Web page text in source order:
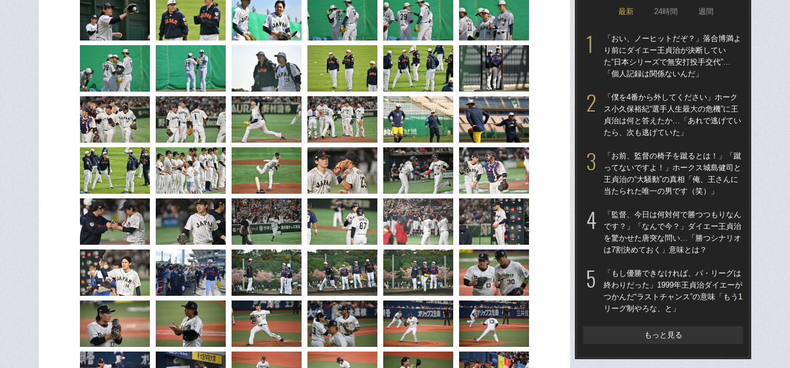
最新 24時間 週間
「おい、ノーヒットだぞ？」落合博満よ
り前にダイエー王貞治が決断してい
た“日本シリーズで無安打投手交代”…
「個人記録は関係ないんだ」
「僕を4番から外してください」ホーク
ス小久保裕紀“選手人生最大の危機”に王
貞治は何と答えたか…「あれで逃げてい
たら、次も逃げていた」
「お前、監督の椅子を蹴るとは！」「蹴
ってないですよ！」ホークス城島健司と
王貞治の“大騒動”の真相「俺、王さんに
当たられた唯一の男です（笑）」
「監督、今日は何対何で勝つつもりなん
です？」「なんで今？」ダイエー王貞治
を驚かせた唐突な問い…「勝つシナリオ
は7割決めておく」意味とは？
「もし優勝できなければ、パ・リーグは
終わりだった」1999年王貞治ダイエーが
つかんだ“ラストチャンス”の意味「もう1
リーグ制やろな、と」
もっと見る